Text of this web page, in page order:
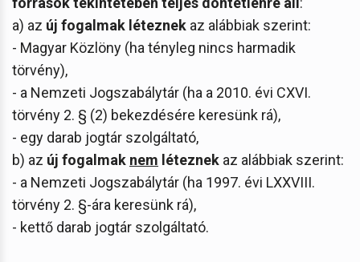
a) az új fogalmak léteznek az alábbiak szerint:
- Magyar Közlöny (ha tényleg nincs harmadik
törvény),
- a Nemzeti Jogszabálytár (ha a 2010. évi CXVI.
törvény 2. § (2) bekezdésére keresünk rá),
- egy darab jogtár szolgáltató,
b) az új fogalmak nem léteznek az alábbiak szerint:
- a Nemzeti Jogszabálytár (ha 1997. évi LXXVIII.
törvény 2. §-ára keresünk rá),
- kettő darab jogtár szolgáltató.